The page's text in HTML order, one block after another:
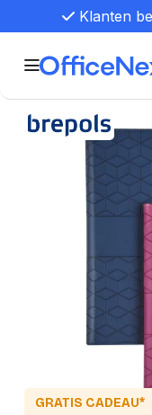
Klanten
GRATIS CADEAU*